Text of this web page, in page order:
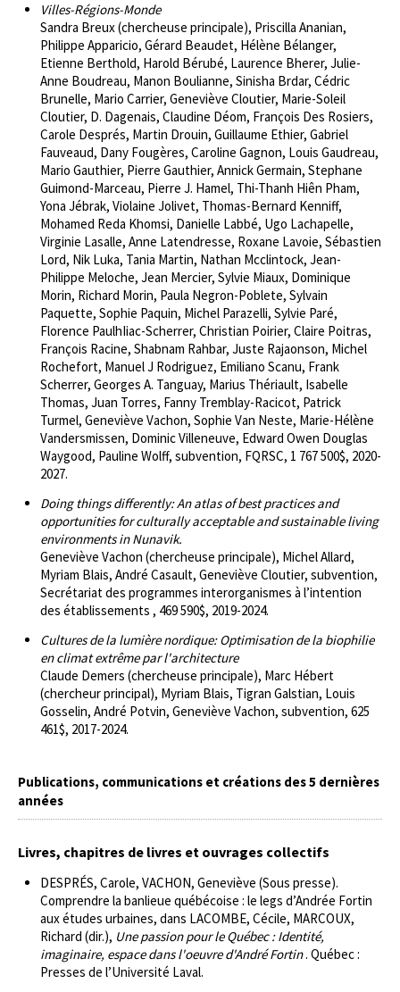
Villes-Régions-Monde
Sandra Breux (chercheuse principale), Priscilla Ananian,
Philippe Apparicio, Gérard Beaudet, Hélène Bélanger,
Etienne Berthold, Harold Bérubé, Laurence Bherer, Julie-
Anne Boudreau, Manon Boulianne, Sinisha Brdar, Cédric
Brunelle, Mario Carrier, Geneviève Cloutier, Marie-Soleil
Cloutier, D. Dagenais, Claudine Déom, François Des Rosiers,
Carole Després, Martin Drouin, Guillaume Ethier, Gabriel
Fauveaud, Dany Fougères, Caroline Gagnon, Louis Gaudreau,
Mario Gauthier, Pierre Gauthier, Annick Germain, Stephane
Guimond-Marceau, Pierre J. Hamel, Thi-Thanh Hiên Pham,
Yona Jébrak, Violaine Jolivet, Thomas-Bernard Kenniff,
Mohamed Reda Khomsi, Danielle Labbé, Ugo Lachapelle,
Virginie Lasalle, Anne Latendresse, Roxane Lavoie, Sébastien
Lord, Nik Luka, Tania Martin, Nathan Mcclintock, Jean-
Philippe Meloche, Jean Mercier, Sylvie Miaux, Dominique
Morin, Richard Morin, Paula Negron-Poblete, Sylvain
Paquette, Sophie Paquin, Michel Parazelli, Sylvie Paré,
Florence PaulhIiac-Scherrer, Christian Poirier, Claire Poitras,
François Racine, Shabnam Rahbar, Juste Rajaonson, Michel
Rochefort, Manuel J Rodriguez, Emiliano Scanu, Frank
Scherrer, Georges A. Tanguay, Marius Thériault, Isabelle
Thomas, Juan Torres, Fanny Tremblay-Racicot, Patrick
Turmel, Geneviève Vachon, Sophie Van Neste, Marie-Hélène
Vandersmissen, Dominic Villeneuve, Edward Owen Douglas
Waygood, Pauline Wolff, subvention, FQRSC, 1 767 500$, 2020-
2027.
Doing things differently: An atlas of best practices and
opportunities for culturally acceptable and sustainable living
environments in Nunavik.
Geneviève Vachon (chercheuse principale), Michel Allard,
Myriam Blais, André Casault, Geneviève Cloutier, subvention,
Secrétariat des programmes interorganismes à l’intention
des établissements , 469 590$, 2019-2024.
Cultures de la lumière nordique: Optimisation de la biophilie
en climat extrême par l'architecture
Claude Demers (chercheuse principale), Marc Hébert
(chercheur principal), Myriam Blais, Tigran Galstian, Louis
Gosselin, André Potvin, Geneviève Vachon, subvention, 625
461$, 2017-2024.
Publications, communications et créations des 5 dernières
années
Livres, chapitres de livres et ouvrages collectifs
DESPRÉS, Carole, VACHON, Geneviève (Sous presse).
Comprendre la banlieue québécoise : le legs d’Andrée Fortin
aux études urbaines, dans LACOMBE, Cécile, MARCOUX,
Richard (dir.), Une passion pour le Québec : Identité,
imaginaire, espace dans l'oeuvre d'André Fortin. Québec :
Presses de l’Université Laval.